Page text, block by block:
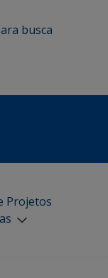
busca
Projetos